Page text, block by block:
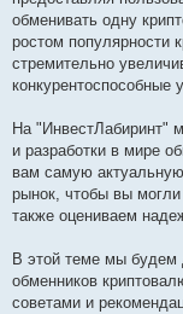
обменивать одну
ростом популярности
стремительно
На "ИнвестЛабиринт"
и разработки в мире
вам самую
рынок, чтобы вы
также оцениваем
В этой теме мы будем
обменников
советами и